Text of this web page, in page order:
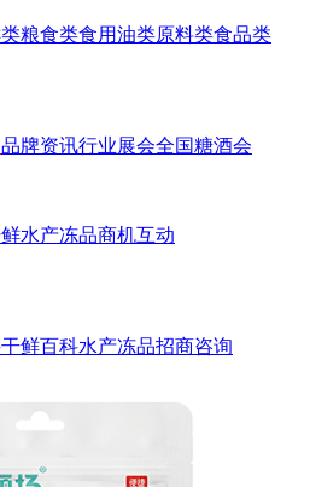
粮食类食用油类原料类食品类
品牌资讯行业展会全国糖酒会
水产冻品商机互动
干鲜百科水产冻品招商咨询